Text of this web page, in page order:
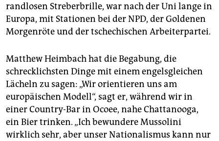
randlosen Streberbrille, war nach der Uni lange in
Europa, mit Stationen bei der NPD, der Goldenen
Morgenröte und der tschechischen Arbeiterpartei.
Matthew Heimbach hat die Begabung, die
schrecklichsten Dinge mit einem engelsgleichen
Lächeln zu sagen: „Wir orientieren uns am
europäischen Modell“, sagt er, während wir in
einer Country-Bar in Ocoee, nahe Chattanooga,
ein Bier trinken. „Ich bewundere Mussolini
wirklich sehr, aber unser Nationalismus kann nur